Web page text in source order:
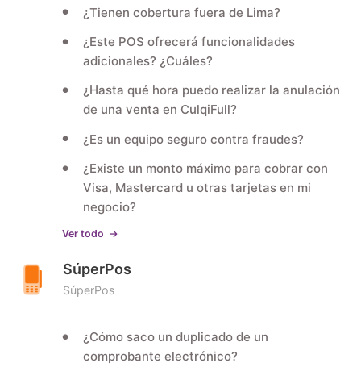
¿Tienen cobertura fuera de Lima?
¿Este POS ofrecerá funcionalidades
adicionales? ¿Cuáles?
¿Hasta qué hora puedo realizar la anulación
de una venta en CulqiFull?
¿Es un equipo seguro contra fraudes?
¿Existe un monto máximo para cobrar con
Visa, Mastercard u otras tarjetas en mi
negocio?
Ver todo
SúperPos
SúperPos
¿Cómo saco un duplicado de un
comprobante electrónico?